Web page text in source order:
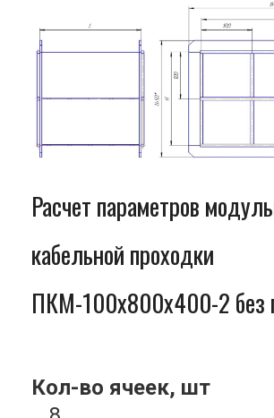
Расчет параметров
кабельной проходки
ПКМ-100x800x400-2 без
Кол-во ячеек, шт